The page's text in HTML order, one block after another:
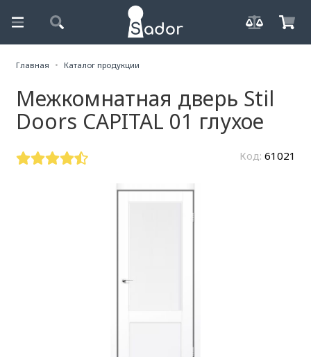
Главная Каталог продукции
Межкомнатная дверь Stil
Doors CAPITAL 01 глухое
Код: 61021